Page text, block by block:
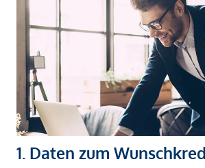
1. Daten zum